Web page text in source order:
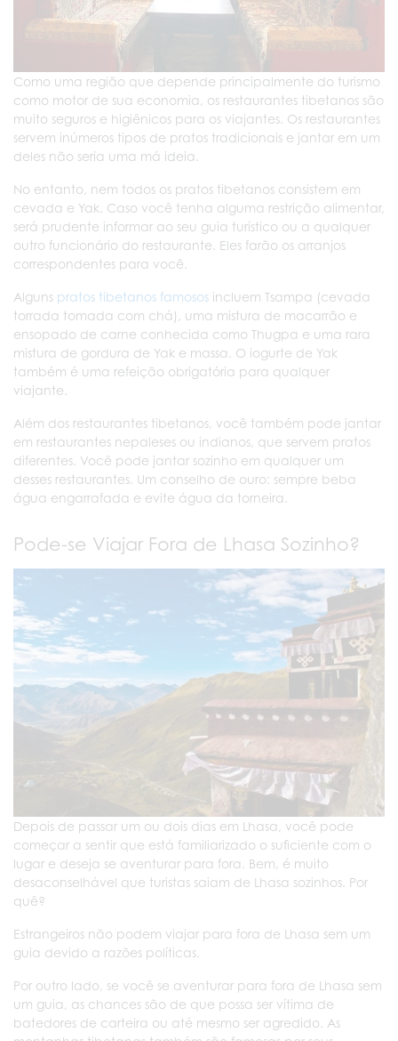
Como uma região que depende principalmente do turismo
como motor de sua economia, os restaurantes tibetanos são
muito seguros e higiênicos para os viajantes. Os restaurantes
servem inúmeros tipos de pratos tradicionais e jantar em um
deles não seria uma má ideia.
No entanto, nem todos os pratos tibetanos consistem em
cevada e Yak. Caso você tenha alguma restrição alimentar,
será prudente informar ao seu guia turístico ou a qualquer
outro funcionário do restaurante. Eles farão os arranjos
correspondentes para você.
Alguns pratos tibetanos famosos incluem Tsampa (cevada
torrada tomada com chá), uma mistura de macarrão e
ensopado de carne conhecida como Thugpa e uma rara
mistura de gordura de Yak e massa. O iogurte de Yak
também é uma refeição obrigatória para qualquer
viajante.
Além dos restaurantes tibetanos, você também pode jantar
em restaurantes nepaleses ou indianos, que servem pratos
diferentes. Você pode jantar sozinho em qualquer um
desses restaurantes. Um conselho de ouro: sempre beba
água engarrafada e evite água da torneira.
Pode-se Viajar Fora de Lhasa Sozinho?
Depois de passar um ou dois dias em Lhasa, você pode
começar a sentir que está familiarizado o suficiente com o
lugar e deseja se aventurar para fora. Bem, é muito
desaconselhável que turistas saiam de Lhasa sozinhos. Por
quê?
Estrangeiros não podem viajar para fora de Lhasa sem um
guia devido a razões políticas.
Por outro lado, se você se aventurar para fora de Lhasa sem
um guia, as chances são de que possa ser vítima de
batedores de carteira ou até mesmo ser agredido. As